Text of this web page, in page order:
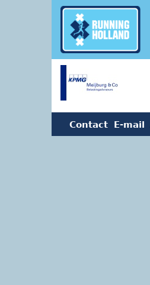
Overslaan en naar de inhoud gaan
Contact E-mail